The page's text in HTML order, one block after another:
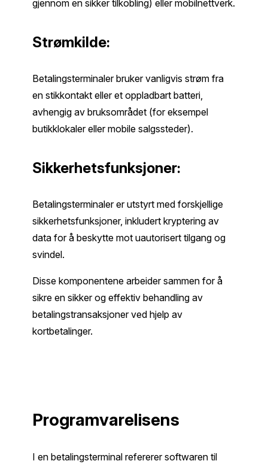
gjennom en sikker tilkobling) eller mobilnettverk.
Strømkilde:
Betalingsterminaler bruker vanligvis strøm fra
en stikkontakt eller et oppladbart batteri,
avhengig av bruksområdet (for eksempel
butikklokaler eller mobile salgssteder).
Sikkerhetsfunksjoner:
Betalingsterminaler er utstyrt med forskjellige
sikkerhetsfunksjoner, inkludert kryptering av
data for å beskytte mot uautorisert tilgang og
svindel.
Disse komponentene arbeider sammen for å
sikre en sikker og effektiv behandling av
betalingstransaksjoner ved hjelp av
kortbetalinger.
Programvarelisens
I en betalingsterminal refererer softwaren til